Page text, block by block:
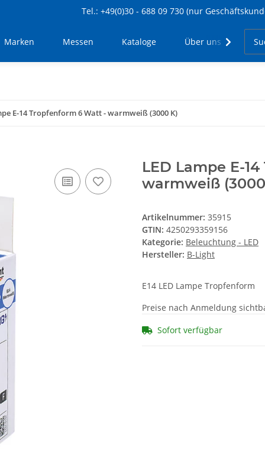
Tel.: +49(0)30 - 688 09 730 (nur
Marken Messen Kataloge Über uns
E-14 Tropfenform 6 Watt - warmweiß (3000 K)
LED Lampe E-
warmweiß
Artikelnummer: 35915
GTIN: 4250293359156
Kategorie: Beleuchtung - LED
Hersteller: B-Light
E14 LED Lampe Tropfenform
Preise nach Anmeldung
Sofort verfügbar